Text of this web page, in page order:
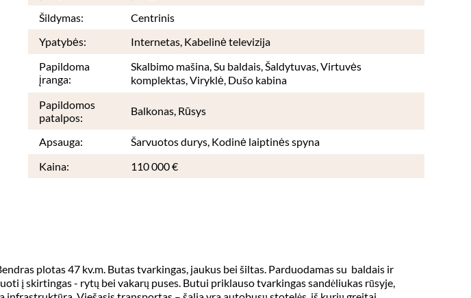
Šildymas:
Centrinis
Ypatybės:
Internetas, Kabelinė televizija
Papildoma
įranga:
Skalbimo mašina, Su baldais, Šaldytuvas, Virtuvės
komplektas, Viryklė, Dušo kabina
Papildomos
patalpos:
Balkonas, Rūsys
Apsauga:
Šarvuotos durys, Kodinė laiptinės spyna
Kaina:
110 000 €
plotas 47 kv.m. Butas tvarkingas, jaukus bei šiltas. Parduodamas su  baldais ir
į skirtingas - rytų bei vakarų puses. Butui priklauso tvarkingas sandėliukas rūsyje,